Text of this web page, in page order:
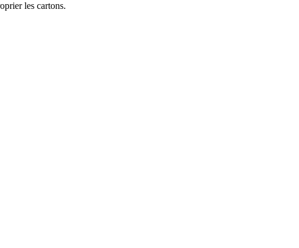
les cartons.